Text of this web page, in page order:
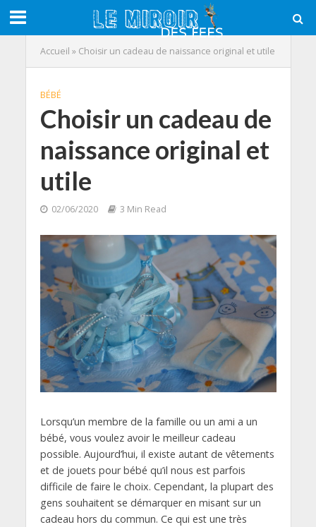
Accueil » Choisir un cadeau de naissance original et utile
BÉBÉ
Choisir un cadeau de
naissance original et
utile
02/06/2020 3 Min Read
Lorsqu’un membre de la famille ou un ami a un
bébé, vous voulez avoir le meilleur cadeau
possible. Aujourd’hui, il existe autant de vêtements
et de jouets pour bébé qu’il nous est parfois
difficile de faire le choix. Cependant, la plupart des
gens souhaitent se démarquer en misant sur un
cadeau hors du commun. Ce qui est une très